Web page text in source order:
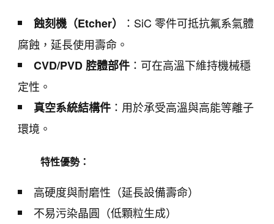
蝕刻機（Etcher）
：SiC 零件可抵抗氟系氣體
腐蝕，延長使用壽命。
CVD/PVD 腔體部件 ：可在高溫下維持機械穩
定性。
真空系統結構件 ：用於承受高溫與高能等離子
環境。
特性優勢：
高硬度與耐磨性（延長設備壽命）
不易污染晶圓（低顆粒生成）